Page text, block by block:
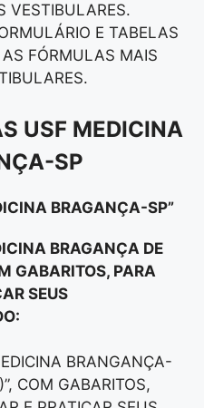
VESTIBULARES.
E TABELAS
FÓRMULAS MAIS
USF MEDICINA
SP
BRAGANÇA-SP”
BRAGANÇA DE
GABARITOS, PARA
SEUS
BRANGANÇA-
COM GABARITOS,